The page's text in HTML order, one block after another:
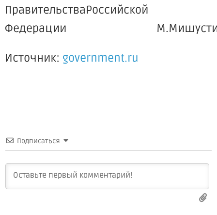
ПравительстваРоссийской
Федерации
Источник: government.ru
Подписаться